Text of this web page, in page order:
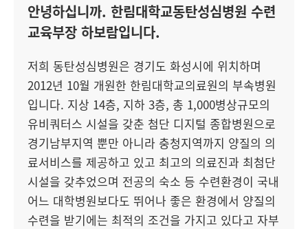
안녕하십니까. 한림대학교동탄성심병원 수련
교육부장 하보람입니다.
저희 동탄성심병원은 경기도 화성시에 위치하며
2012년 10월 개원한 한림대학교의료원의 부속병원
입니다. 지상 14층, 지하 3층, 총 1,000병상규모의
유비쿼터스 시설을 갖춘 첨단 디지털 종합병원으로
경기남부지역 뿐만 아니라 충청지역까지 양질의 의
료서비스를 제공하고 있고 최고의 의료진과 최첨단
시설을 갖추었으며 전공의 숙소 등 수련환경이 국내
어느 대학병원보다도 뛰어나 좋은 환경에서 양질의
수련을 받기에는 최적의 조건을 가지고 있다고 자부